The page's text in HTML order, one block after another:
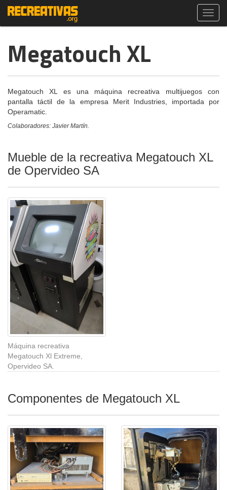
Megatouch XL
Megatouch XL es una máquina recreativa multijuegos con
pantalla táctil de la empresa Merit Industries, importada por
Operamatic.
Colaboradores: Javier Martín.
Mueble de la recreativa Megatouch XL
de Opervideo SA
Máquina recreativa
Megatouch Xl Extreme,
Opervideo SA.
Componentes de Megatouch XL